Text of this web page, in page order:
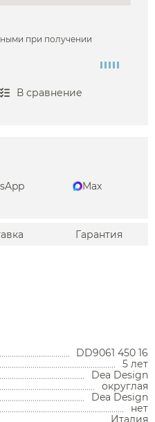
при получении
В сравнение
Max
Гарантия
DD9061 450 16
5 лет
Dea Design
округлая
Dea Design
нет
Италия